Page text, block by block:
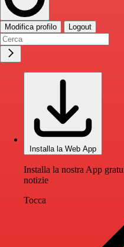
Modifica profilo Logout
Installa la Web App
Installa la nostra App
notizie
Tocca